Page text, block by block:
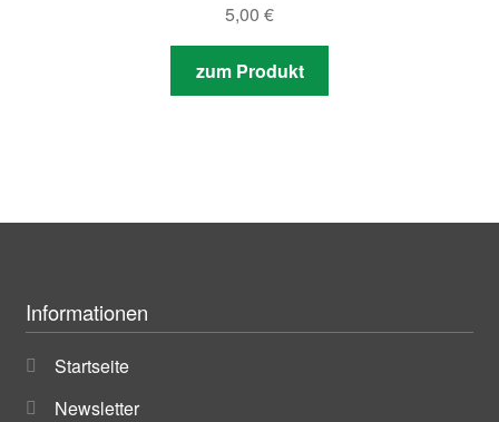
5,00 €
zum Produkt
Informationen
Startseite
Newsletter